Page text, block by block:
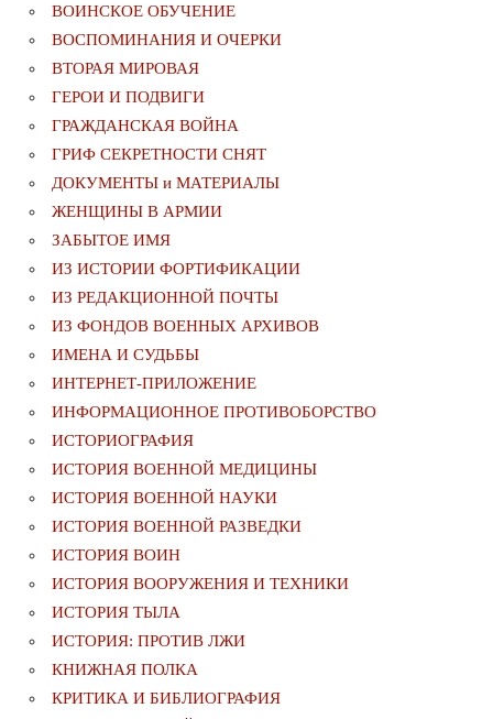
ВОИНСКОЕ ОБУЧЕНИЕ
ВОСПОМИНАНИЯ И ОЧЕРКИ
ВТОРАЯ МИРОВАЯ
ГЕРОИ И ПОДВИГИ
ГРАЖДАНСКАЯ ВОЙНА
ГРИФ СЕКРЕТНОСТИ СНЯТ
ДОКУМЕНТЫ и МАТЕРИАЛЫ
ЖЕНЩИНЫ В АРМИИ
ЗАБЫТОЕ ИМЯ
ИЗ ИСТОРИИ ФОРТИФИКАЦИИ
ИЗ РЕДАКЦИОННОЙ ПОЧТЫ
ИЗ ФОНДОВ ВОЕННЫХ АРХИВОВ
ИМЕНА И СУДЬБЫ
ИНТЕРНЕТ-ПРИЛОЖЕНИЕ
ИНФОРМАЦИОННОЕ ПРОТИВОБОРСТВО
ИСТОРИОГРАФИЯ
ИСТОРИЯ ВОЕННОЙ МЕДИЦИНЫ
ИСТОРИЯ ВОЕННОЙ НАУКИ
ИСТОРИЯ ВОЕННОЙ РАЗВЕДКИ
ИСТОРИЯ ВОИН
ИСТОРИЯ ВООРУЖЕНИЯ И ТЕХНИКИ
ИСТОРИЯ ТЫЛА
ИСТОРИЯ: ПРОТИВ ЛЖИ
КНИЖНАЯ ПОЛКА
КРИТИКА И БИБЛИОГРАФИЯ